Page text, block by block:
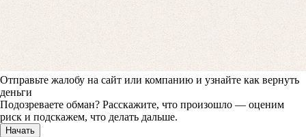
Отправьте жалобу на сайт или компанию и узнайте как вернуть
деньги
Подозреваете обман? Расскажите, что произошло — оценим
риск и подскажем, что делать дальше.
Начать